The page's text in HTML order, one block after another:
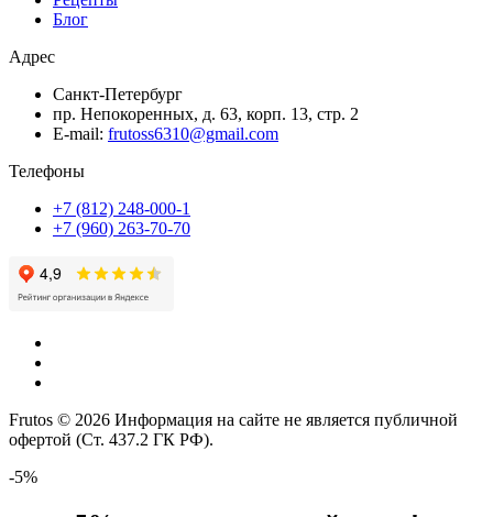
Блог
Адрес
Санкт-Петербург
пр. Непокоренных, д. 63, корп. 13, стр. 2
E-mail: frutoss6310@gmail.com
Телефоны
+7 (812) 248-000-1
+7 (960) 263-70-70
Frutos © 2026 Информация на сайте не является публичной
офертой (Ст. 437.2 ГК РФ).
-5%